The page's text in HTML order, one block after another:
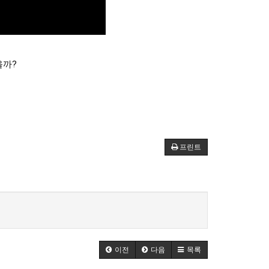
까?
프린트
이전 다음 목록